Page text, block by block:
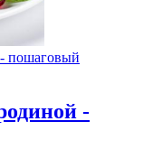
пошаговый
-